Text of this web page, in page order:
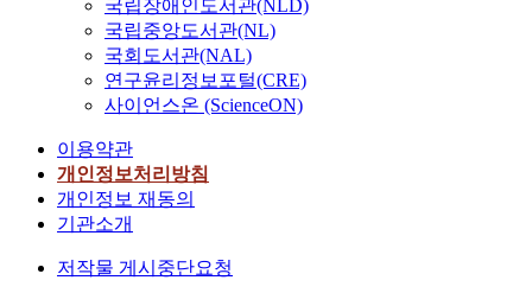
국립장애인도서관(NLD)
국립중앙도서관(NL)
국회도서관(NAL)
연구윤리정보포털(CRE)
사이언스온 (ScienceON)
이용약관
개인정보처리방침
개인정보 재동의
기관소개
저작물 게시중단요청